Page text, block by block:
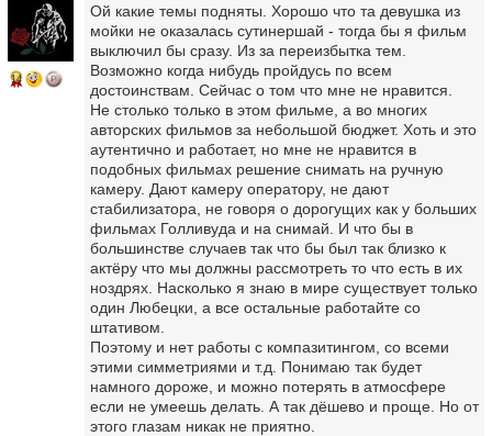
14
Ой какие темы подняты. Хорошо что та девушка из
мойки не оказалась сутинершай - тогда бы я фильм
выключил бы сразу. Из за переизбытка тем.
Возможно когда нибудь пройдусь по всем
достоинствам. Сейчас о том что мне не нравится.
Не столько только в этом фильме, а во многих
авторских фильмов за небольшой бюджет. Хоть и это
аутентично и работает, но мне не нравится в
подобных фильмах решение снимать на ручную
камеру. Дают камеру оператору, не дают
стабилизатора, не говоря о дорогущих как у больших
фильмах Голливуда и на снимай. И что бы в
большинстве случаев так что бы был так близко к
актёру что мы должны рассмотреть то что есть в их
ноздрях. Насколько я знаю в мире существует только
один Любецки, а все остальные работайте со
штативом.
Поэтому и нет работы с компазитингом, со всеми
этими симметриями и т.д. Понимаю так будет
намного дороже, и можно потерять в атмосфере
если не умеешь делать. А так дёшево и проще. Но от
этого глазам никак не приятно.